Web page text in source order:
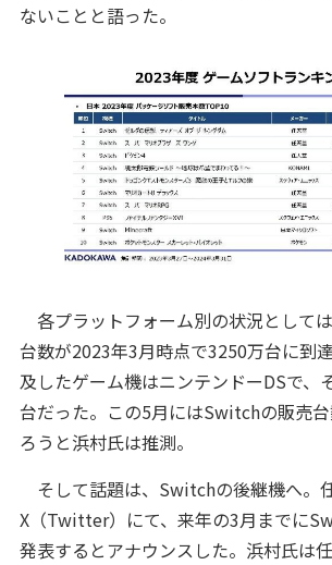
ないことと語った。
各プラットフォーム別の状況として
台数が2023年3月時点で3250万台に到
及したゲーム機はニンテンドーDSで、
台だった。この5月にはSwitchの販売
ろうと浜村氏は推測。
そして話題は、Switchの後継機へ。
X（Twitter）にて、来年の3月までに
発表するとアナウンスした。浜村氏は